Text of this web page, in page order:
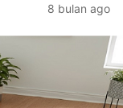
8 bulan ago